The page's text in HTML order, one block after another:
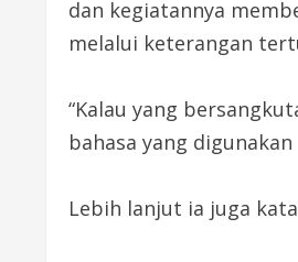
dan kegiatannya
melalui keterangan
“Kalau yang
bahasa yang
Lebih lanjut ia juga